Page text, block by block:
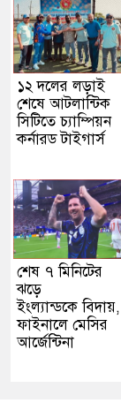
১২ দলের লড়াই
শেষে আটলান্টিক
সিটিতে চ্যাম্পিয়ন
কর্নারড টাইগার্স
শেষ ৭ মিনিটের
ঝড়ে
ইংল্যান্ডকে বিদায়,
ফাইনালে মেসির
আর্জেন্টিনা